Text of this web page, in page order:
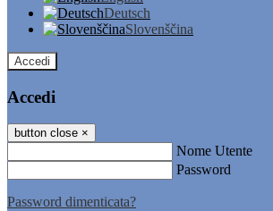
Deutsch
Slovenščina
Accedi
Accedi
button close ×
Nome Utente
Password
Password dimenticata?